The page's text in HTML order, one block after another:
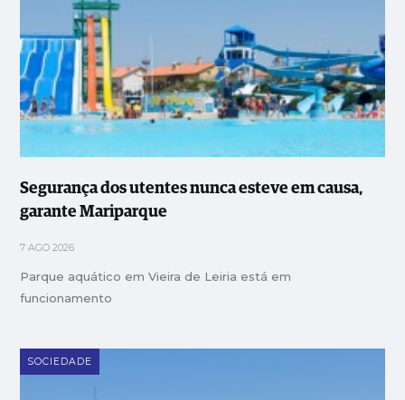
Segurança dos utentes nunca esteve em causa,
garante Mariparque
7 AGO 2026
Parque aquático em Vieira de Leiria está em
funcionamento
SOCIEDADE